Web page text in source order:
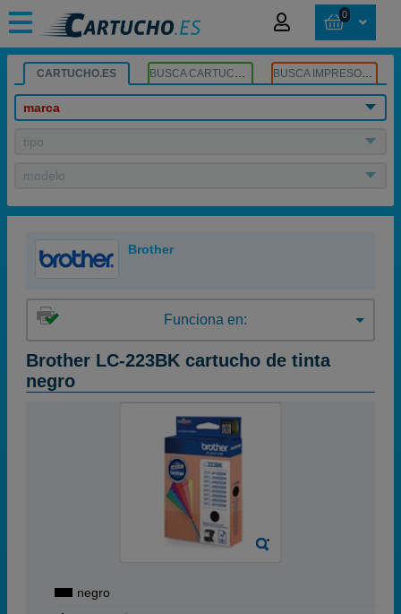
0
CARTUCHO.ES BUSCA CARTUCHOS BUSCA IMPRESORA
marca
tipo
modelo
Brother
Funciona en:
Brother LC-223BK cartucho de tinta
negro
negro